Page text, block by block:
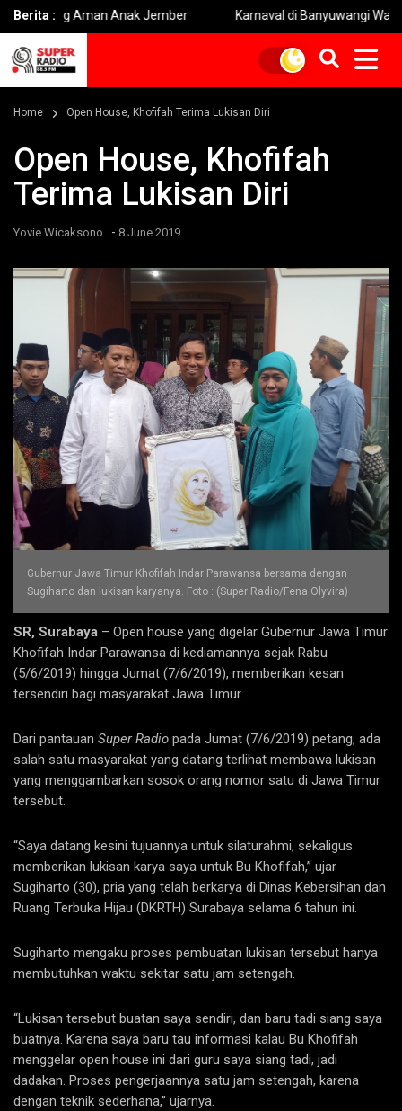
Berita :
Aman Anak Jember Karnaval di Banyuwangi Wajib
Home Open House, Khofifah Terima Lukisan Diri
Open House, Khofifah
Terima Lukisan Diri
Yovie Wicaksono - 8 June 2019
Gubernur Jawa Timur Khofifah Indar Parawansa bersama dengan
Sugiharto dan lukisan karyanya. Foto : (Super Radio/Fena Olyvira)
SR, Surabaya – Open house yang digelar Gubernur Jawa Timur
Khofifah Indar Parawansa di kediamannya sejak Rabu
(5/6/2019) hingga Jumat (7/6/2019), memberikan kesan
tersendiri bagi masyarakat Jawa Timur.
Dari pantauan Super Radio pada Jumat (7/6/2019) petang, ada
salah satu masyarakat yang datang terlihat membawa lukisan
yang menggambarkan sosok orang nomor satu di Jawa Timur
tersebut.
“Saya datang kesini tujuannya untuk silaturahmi, sekaligus
memberikan lukisan karya saya untuk Bu Khofifah,” ujar
Sugiharto (30), pria yang telah berkarya di Dinas Kebersihan dan
Ruang Terbuka Hijau (DKRTH) Surabaya selama 6 tahun ini.
Sugiharto mengaku proses pembuatan lukisan tersebut hanya
membutuhkan waktu sekitar satu jam setengah.
“Lukisan tersebut buatan saya sendiri, dan baru tadi siang saya
buatnya. Karena saya baru tau informasi kalau Bu Khofifah
menggelar open house ini dari guru saya siang tadi, jadi
dadakan. Proses pengerjaannya satu jam setengah, karena
dengan teknik sederhana,” ujarnya.